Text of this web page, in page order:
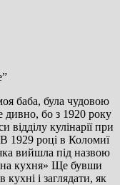
баба, була чудовою
дивно, бо з 1920 року
відділу кулінарії при
1929 році в Коломиї
вийшла під назвою
кухня» Ще бувши
і заглядати, як